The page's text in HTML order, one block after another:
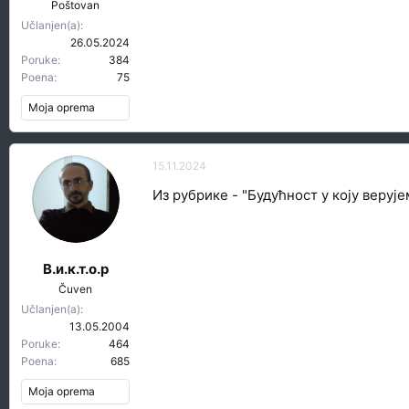
Poštovan
Učlanjen(a)
26.05.2024
Poruke
384
Poena
75
Moja oprema
В.и.к.т.о.р
Čuven
Učlanjen(a)
13.05.2004
Poruke
464
Poena
685
Moja oprema
15.11.2024
Из рубрике - "Будућност у коју